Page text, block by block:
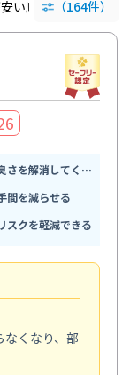
い順 評価が高い順
（164件）
業務用エアコンも分解洗浄しカビ臭さを解消してくれる
間を減らせる
スクを軽減できる
くなり、部